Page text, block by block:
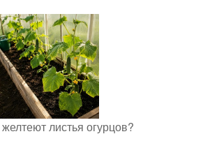
листья огурцов?